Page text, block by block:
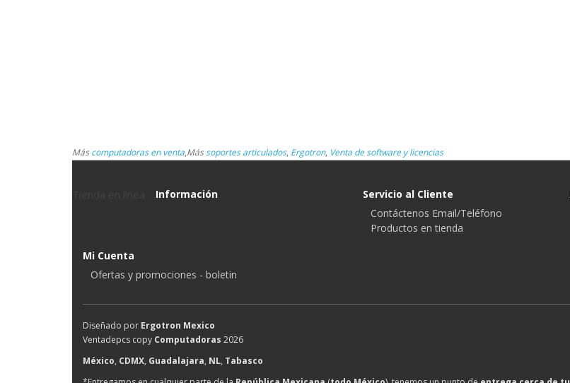
Máscomputadoras en venta,Mássoportes articulados, Ergotron, Venta de software y licencias
Información
Servicio al Cliente
Contáctenos Email/Teléfono
Productos en tienda
Mi Cuenta
Ofertas y promociones - boletin
Diseñado por Ergotron Mexico
Ventadepcs copy Computadoras 2026
México, CDMX, Guadalajara, NL, Tabasco